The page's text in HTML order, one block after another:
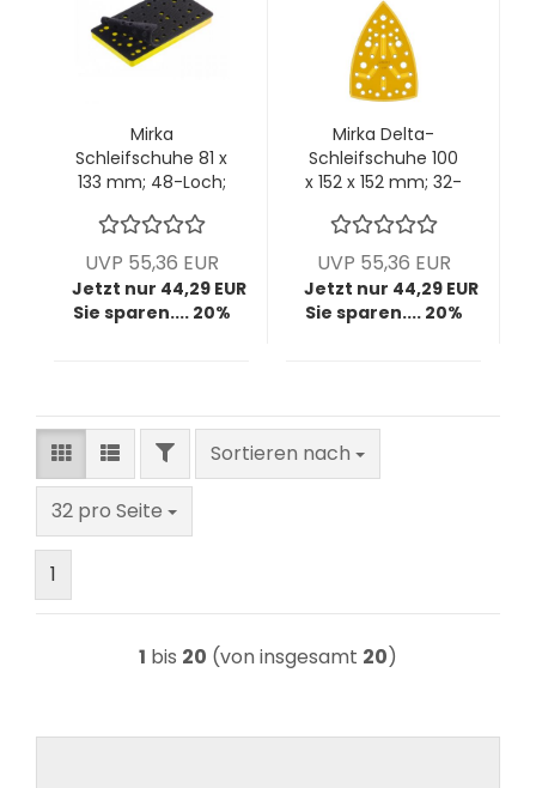
Mirka
Schleifschuhe 81 x
133 mm; 48-Loch;
UVP 55,36 EUR
Jetzt nur 44,29 EUR
Sie sparen.... 20%
Mirka Delta-
Schleifschuhe 100
x 152 x 152 mm; 32-
Stck/Pck
UVP 55,36 EUR
Jetzt nur 44,29 EUR
Sie sparen.... 20%
FILTERSortieren nach
Sortieren nach
32 pro Seite
pro Seite
1
1 bis 20 (von insgesamt 20)